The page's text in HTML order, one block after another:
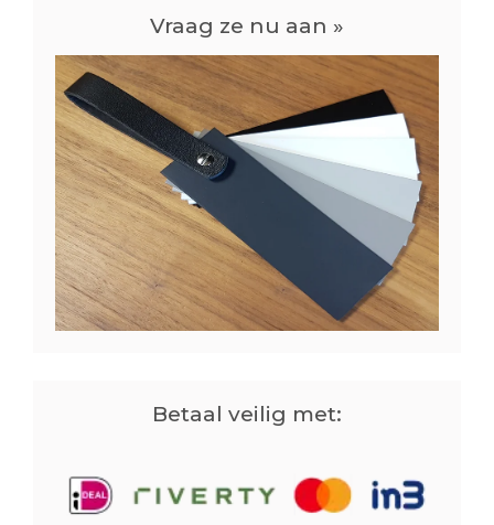
Vraag ze nu aan »
Betaal veilig met: